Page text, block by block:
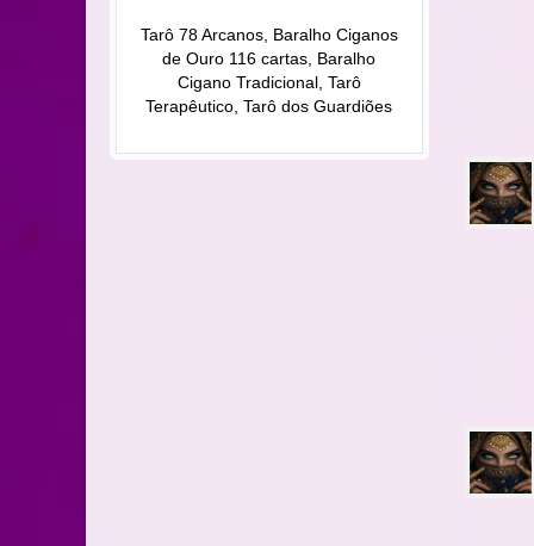
Tarô 78 Arcanos, Baralho Ciganos
de Ouro 116 cartas, Baralho
Cigano Tradicional, Tarô
Terapêutico, Tarô dos Guardiões